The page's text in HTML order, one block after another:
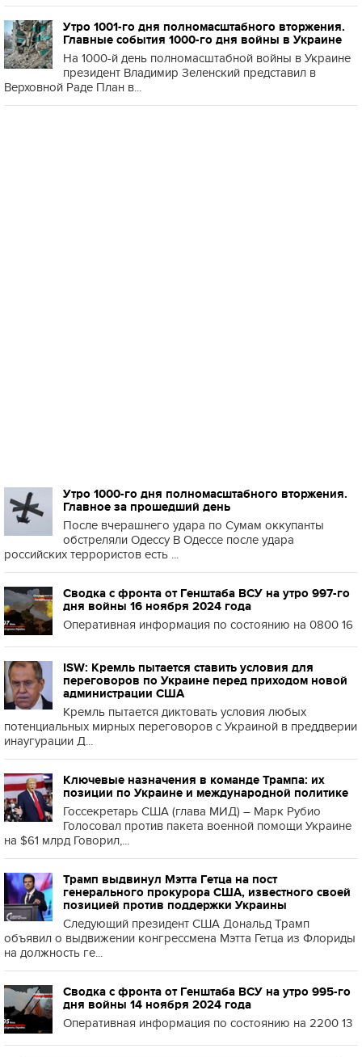
Утро 1001-го дня полномасштабного вторжения.
Главные события 1000-го дня войны в Украине
На 1000-й день полномасштабной войны в Украине
президент Владимир Зеленский представил в
Верховной Раде План в...
Утро 1000-го дня полномасштабного вторжения.
Главное за прошедший день
После вчерашнего удара по Сумам оккупанты
обстреляли Одессу В Одессе после удара
российских террористов есть ...
Сводка с фронта от Генштаба ВСУ на утро 997-го
дня войны 16 ноября 2024 года
Оперативная информация по состоянию на 0800 16
ISW: Кремль пытается ставить условия для
переговоров по Украине перед приходом новой
администрации США
Кремль пытается диктовать условия любых
потенциальных мирных переговоров с Украиной в преддверии
инаугурации Д...
Ключевые назначения в команде Трампа: их
позиции по Украине и международной политике
Госсекретарь США (глава МИД) – Марк Рубио
Голосовал против пакета военной помощи Украине
на $61 млрд Говорил,...
Трамп выдвинул Мэтта Гетца на пост
генерального прокурора США, известного своей
позицией против поддержки Украины
Следующий президент США Дональд Трамп
объявил о выдвижении конгрессмена Мэтта Гетца из Флориды
на должность ге...
Сводка с фронта от Генштаба ВСУ на утро 995-го
дня войны 14 ноября 2024 года
Оперативная информация по состоянию на 2200 13